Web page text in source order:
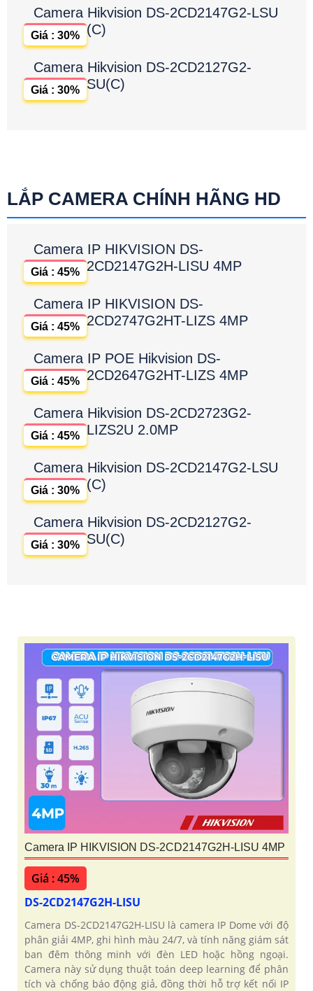
Camera Hikvision DS-2CD2147G2-LSU
(C)
Giá : 30%
Camera Hikvision DS-2CD2127G2-
SU(C)
Giá : 30%
LẮP CAMERA CHÍNH HÃNG HD
Camera IP HIKVISION DS-
2CD2147G2H-LISU 4MP
Giá : 45%
Camera IP HIKVISION DS-
2CD2747G2HT-LIZS 4MP
Giá : 45%
Camera IP POE Hikvision DS-
2CD2647G2HT-LIZS 4MP
Giá : 45%
Camera Hikvision DS-2CD2723G2-
LIZS2U 2.0MP
Giá : 45%
Camera Hikvision DS-2CD2147G2-LSU
(C)
Giá : 30%
Camera Hikvision DS-2CD2127G2-
SU(C)
Giá : 30%
Camera IP HIKVISION DS-2CD2147G2H-LISU 4MP
Giá : 45%
DS-2CD2147G2H-LISU
Camera DS-2CD2147G2H-LISU là camera IP Dome với độ
phân giải 4MP, ghi hình màu 24/7, và tính năng giám sát
ban đêm thông minh với đèn LED hoặc hồng ngoại.
Camera này sử dụng thuật toán deep learning để phân
tích và chống báo động giả, đồng thời hỗ trợ kết nối IP